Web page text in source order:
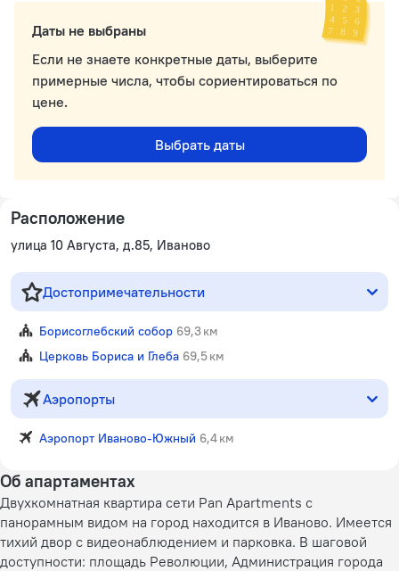
Даты не выбраны
Если не знаете конкретные даты, выберите
примерные числа, чтобы сориентироваться по
цене.
Выбрать даты
Расположение
улица 10 Августа, д.85, Иваново
Достопримечательности
Борисоглебский собор 69,3 км
Церковь Бориса и Глеба 69,5 км
Аэропорты
Аэропорт Иваново-Южный 6,4 км
Об апартаментах
Двухкомнатная квартира сети Pan Apartments с
панорамным видом на город находится в Иваново. Имеется
тихий двор с видеонаблюдением и парковка. В шаговой
доступности: площадь Революции, Администрация города